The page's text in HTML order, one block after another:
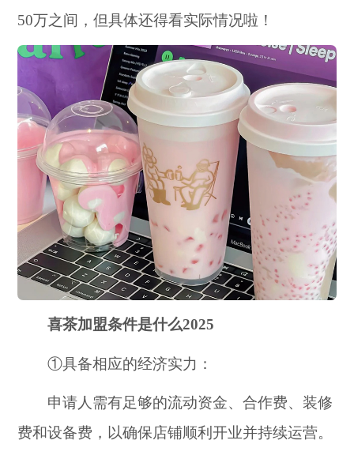
50万之间，但具体还得看实际情况啦！
喜茶加盟条件是什么2025
①具备相应的经济实力：
申请人需有足够的流动资金、合作费、装修
费和设备费，以确保店铺顺利开业并持续运营。